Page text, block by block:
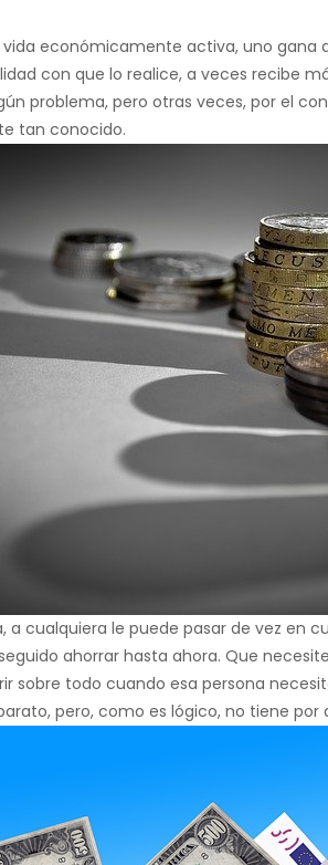
vida económicamente activa, uno gana
con que lo realice, a veces recibe
problema, pero otras veces, por el
tan conocido.
a cualquiera le puede pasar de vez en
ahorrar hasta ahora. Que
sobre todo cuando esa persona
pero, como es lógico, no tiene por